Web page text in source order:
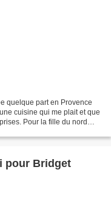
quelque part en Provence
cuisine qui me plait et que
Pour la fille du nord
pour Bridget